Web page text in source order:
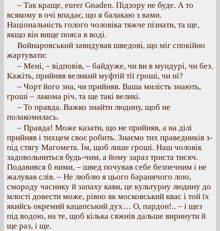
– Так краще, eurer Gnaden. Підзору не буде. А то
всякому в очі впадає, що я балакаю з вами.
Національність голого чоловіка тяжче пізнати, та ще,
якщо він вище пояса в воді.
Войнаровський завидував шведові, що міг спокійно
жартувати:
– Мені, – відповів, – байдуже, чи ви в мундурі, чи без.
Кажіть, прийняв великий муфтій тії гроші, чи ні?
– Чорт його зна, чи прийняв. Ваша милість знають,
гроші – лакома річ, та ще такі великі.
– То правда. Важко знайти людину, щоб не
полакомилась.
– Правда! Може казати, що не прийняв, а на ділі
прийняв і тихцем своє робить. Знаємо тих праведників з-
під стягу Магомета. Їм, щоб лише гроші. Наш чоловік
задовольниться будь-чим, а йому зараз триста тисяч.
Подавився б ними, – швед почував себе безпечним і не
жалував слів. – Не люблю я цього баранячого лою,
смороду часнику й запаху кави, це культурну людину до
млості довести може, рівно як московський квас і той їх
якийсь окремий кацапський дух… О, пардон!.. – і щез
під водою, на те, щоб кілька сяжнів дальше виринути й
ще раз, і ще.